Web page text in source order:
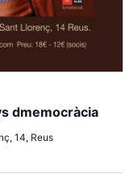
dmemocràcia
14, Reus